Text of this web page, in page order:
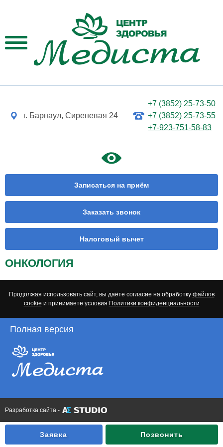
г. Барнаул, Сиреневая 24
+7 (3852) 25-73-50
+7 (3852) 25-73-55
+7-923-751-58-83
Записаться на приём
Заказать звонок
Налоговый вычет
ОНКОЛОГИЯ
Продолжая использовать сайт, вы даёте согласие на обработку файлов
cookie и принимаете условия Политики конфиденциальности
Полная версия
Разработка сайта -
Заявка Позвонить